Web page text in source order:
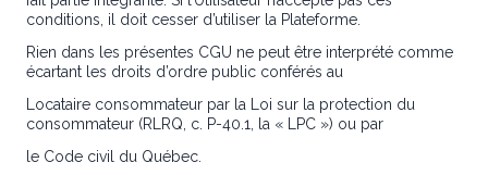
conditions, il doit cesser d’utiliser la Plateforme.
Rien dans les présentes CGU ne peut être interprété comme
écartant les droits d’ordre public conférés au
Locataire consommateur par la Loi sur la protection du
consommateur (RLRQ, c. P-40.1, la « LPC ») ou par
le Code civil du Québec.